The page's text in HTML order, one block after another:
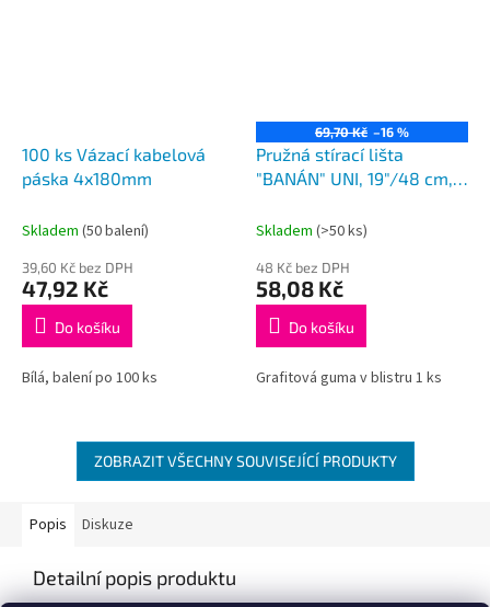
100 ks Vázací kabelová
páska 4x180mm
Skladem (50 balení)
39,60 Kč bez DPH
47,92 Kč
Do košíku
Bílá, balení po 100 ks
69,70 Kč –16 %
Pružná stírací lišta
"BANÁN" UNI, 19"/48 cm,
Skladem (>50 ks)
48 Kč bez DPH
58,08 Kč
Do košíku
Grafitová guma v blistru 1 ks
ZOBRAZIT VŠECHNY SOUVISEJÍCÍ PRODUKTY
Popis Diskuze
Detailní popis produktu